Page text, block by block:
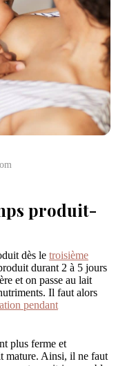
produit-
dès le troisième
durant 2 à 5 jours
et on passe au lait
Il faut alors
pendant
plus ferme et
mature. Ainsi, il ne faut